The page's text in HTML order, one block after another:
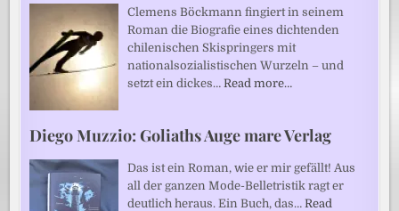
Clemens Böckmann fingiert in seinem
Roman die Biografie eines dichtenden
chilenischen Skispringers mit
nationalsozialistischen Wurzeln – und
setzt ein dickes…Read more…
Diego Muzzio: Goliaths Auge mare Verlag
Das ist ein Roman, wie er mir gefällt! Aus
all der ganzen Mode-Belletristik ragt er
deutlich heraus. Ein Buch, das…Read